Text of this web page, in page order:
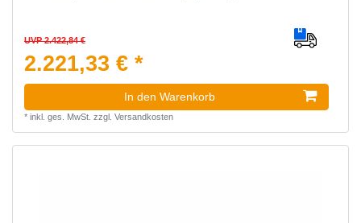
UVP 2.422,84 €
2.221,33 € *
In den Warenkorb
* inkl. ges. MwSt. zzgl. Versandkosten